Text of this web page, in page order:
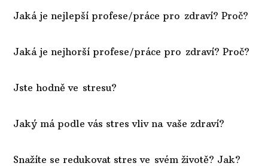
Jaká je nejlepší profese/práce pro zdraví? Proč?
Jaká je nejhorší profese/práce pro zdraví? Proč?
Jste hodně ve stresu?
Jaký má podle vás stres vliv na vaše zdraví?
Snažíte se redukovat stres ve svém životě? Jak?